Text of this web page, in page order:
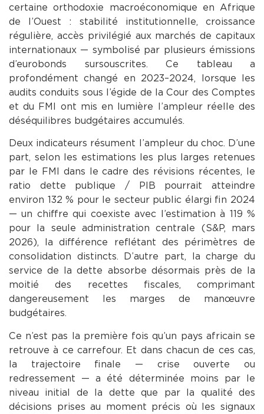
certaine orthodoxie macroéconomique en Afrique
de l’Ouest : stabilité institutionnelle, croissance
régulière, accès privilégié aux marchés de capitaux
internationaux — symbolisé par plusieurs émissions
d’eurobonds sursouscrites. Ce tableau a
profondément changé en 2023–2024, lorsque les
audits conduits sous l’égide de la Cour des Comptes
et du FMI ont mis en lumière l’ampleur réelle des
déséquilibres budgétaires accumulés.
Deux indicateurs résument l’ampleur du choc. D’une
part, selon les estimations les plus larges retenues
par le FMI dans le cadre des révisions récentes, le
ratio dette publique / PIB pourrait atteindre
environ 132 % pour le secteur public élargi fin 2024
— un chiffre qui coexiste avec l’estimation à 119 %
pour la seule administration centrale (S&P, mars
2026), la différence reflétant des périmètres de
consolidation distincts. D’autre part, la charge du
service de la dette absorbe désormais près de la
moitié des recettes fiscales, comprimant
dangereusement les marges de manœuvre
budgétaires.
Ce n’est pas la première fois qu’un pays africain se
retrouve à ce carrefour. Et dans chacun de ces cas,
la trajectoire finale — crise ouverte ou
redressement — a été déterminée moins par le
niveau initial de la dette que par la qualité des
décisions prises au moment précis où les signaux